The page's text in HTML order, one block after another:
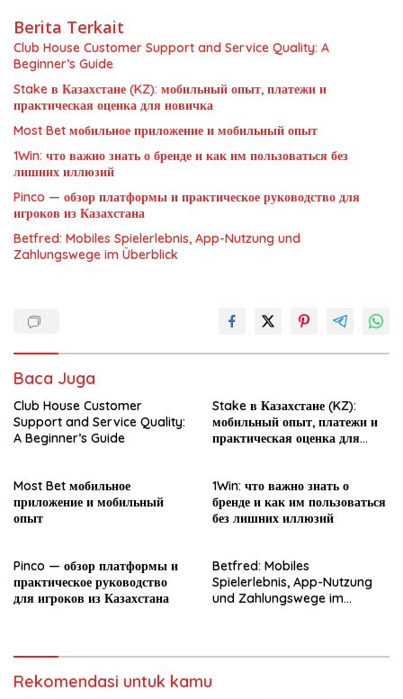
Berita Terkait
Club House Customer Support and Service Quality: A
Beginner’s Guide
Stake в Казахстане (KZ): мобильный опыт, платежи и
практическая оценка для новичка
Most Bet мобильное приложение и мобильный опыт
1Win: что важно знать о бренде и как им пользоваться без
лишних иллюзий
Pinco — обзор платформы и практическое руководство для
игроков из Казахстана
Betfred: Mobiles Spielerlebnis, App-Nutzung und
Zahlungswege im Überblick
Baca Juga
Club House Customer
Support and Service Quality:
A Beginner’s Guide
Stake в Казахстане (KZ):
мобильный опыт, платежи и
практическая оценка для
Most Bet мобильное
приложение и мобильный
опыт
1Win: что важно знать о
бренде и как им пользоваться
без лишних иллюзий
Pinco — обзор платформы и
практическое руководство
для игроков из Казахстана
Betfred: Mobiles
Spielerlebnis, App-Nutzung
und Zahlungswege im
Rekomendasi untuk kamu